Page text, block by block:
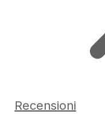
Recensioni